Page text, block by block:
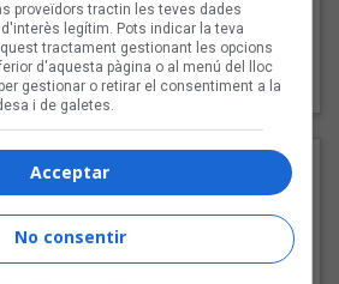
"Les cabres"
94 Rules amb Compte
proveïdors tractin les teves dades
legítim. Pots indicar la teva
tractament gestionant les opcions
d'aquesta pàgina o al menú del lloc
gestionar o retirar el consentiment a la
i de galetes.
Acceptar
No consentir